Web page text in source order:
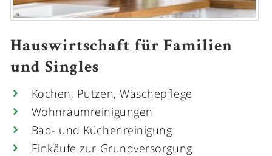
Hauswirtschaft für Familien
und Singles
Kochen, Putzen, Wäschepflege
Wohnraumreinigungen
Bad- und Küchenreinigung
Einkäufe zur Grundversorgung